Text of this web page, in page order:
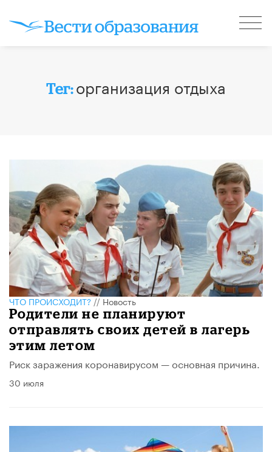
Тег:организация отдыха
ЧТО ПРОИСХОДИТ?//Новость
Родители не планируют
отправлять своих детей в лагерь
этим летом
Риск заражения коронавирусом — основная причина.
30 июля